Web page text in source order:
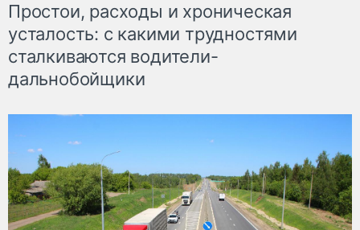
Простои, расходы и хроническая
усталость: с какими трудностями
сталкиваются водители-
дальнобойщики